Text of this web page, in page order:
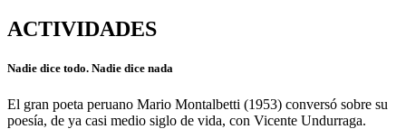
ACTIVIDADES
Nadie dice todo. Nadie dice nada
El gran poeta peruano Mario Montalbetti (1953) conversó sobre su
poesía, de ya casi medio siglo de vida, con Vicente Undurraga.